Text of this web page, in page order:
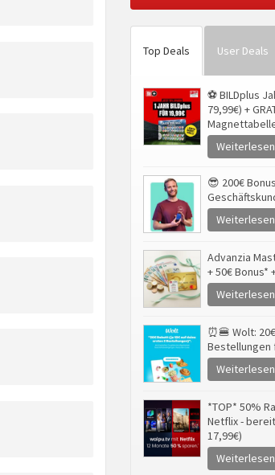
Top Deals User Deals
⚽ BILDplus
79,99€) +
Weiterlesen
😎 200€
Weiterlesen
Advanzia
+ 50€ Bonus*
Weiterlesen
⏰🍔 Wolt:
Bestellungen
Weiterlesen
*TOP* 50%
Netflix -
17,99€)
Weiterlesen